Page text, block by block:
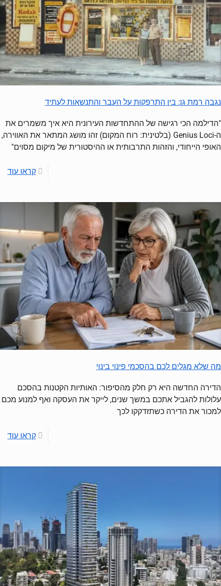
נגבה רמת גן: בין התרפקות על העבר והתנשאות לעתיד
"הדילמה הכי רגישה של ההתחדשות העירונית היא איך משמרים את
ה-Genius Loci (בלטינית: רוח המקום) זהו מושג המתאר את האווירה,
האופי הייחודי, והזהות התרבותית או ההיסטורית של מיקום מסוים"
קראו עוד
מה שלא מגלים לכם בהסכמי פינוי בינוי
הדירה החדשה היא רק חלק מהסיפור: האותיות הקטנות בהסכם
עלולות להגביל אתכם במשך שנים, לייקר את העסקה ואף למנוע מכם
למכור את הדירה כשתזדקקו לכך
קראו עוד